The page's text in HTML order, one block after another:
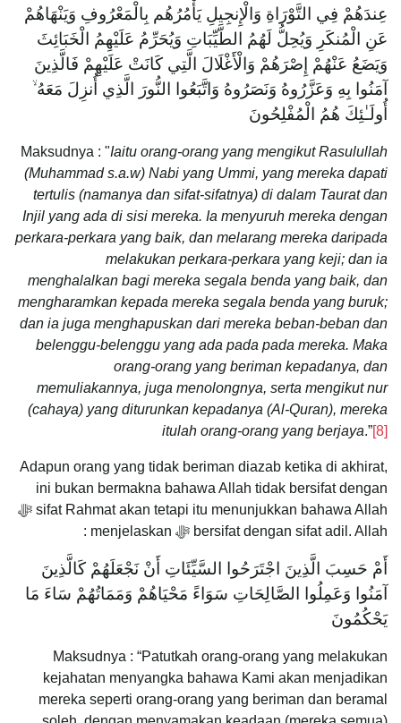
عِندَهُمْ فِي التَّوْرَاةِ وَالْإِنجِيلِ يَأْمُرُهُم بِالْمَعْرُوفِ وَيَنْهَاهُمْ
عَنِ الْمُنكَرِ وَيُحِلُّ لَهُمُ الطَّيِّبَاتِ وَيُحَرِّمُ عَلَيْهِمُ الْخَبَائِثَ
وَيَضَعُ عَنْهُمْ إِصْرَهُمْ وَالْأَغْلَالَ الَّتِي كَانَتْ عَلَيْهِمْ فَالَّذِينَ
آمَنُوا بِهِ وَعَزَّرُوهُ وَنَصَرُوهُ وَاتَّبَعُوا النُّورَ الَّذِي أُنزِلَ مَعَهُ ۙ
أُولَـٰئِكَ هُمُ الْمُفْلِحُونَ
Maksudnya : "Iaitu orang-orang yang mengikut Rasulullah
(Muhammad s.a.w) Nabi yang Ummi, yang mereka dapati
tertulis (namanya dan sifat-sifatnya) di dalam Taurat dan
Injil yang ada di sisi mereka. Ia menyuruh mereka dengan
perkara-perkara yang baik, dan melarang mereka daripada
melakukan perkara-perkara yang keji; dan ia
menghalalkan bagi mereka segala benda yang baik, dan
mengharamkan kepada mereka segala benda yang buruk;
dan ia juga menghapuskan dari mereka beban-beban dan
belenggu-belenggu yang ada pada pada mereka. Maka
orang-orang yang beriman kepadanya, dan
memuliakannya, juga menolongnya, serta mengikut nur
(cahaya) yang diturunkan kepadanya (Al-Quran), mereka
itulah orang-orang yang berjaya.”[8]
Adapun orang yang tidak beriman diazab ketika di akhirat,
ini bukan bermakna bahawa Allah tidak bersifat dengan
sifat Rahmat akan tetapi itu menunjukkan bahawa Allah ﷻ
bersifat dengan sifat adil. Allah ﷻ menjelaskan :
أَمْ حَسِبَ الَّذِينَ اجْتَرَحُوا السَّيِّئَاتِ أَنْ نَجْعَلَهُمْ كَالَّذِينَ
آمَنُوا وَعَمِلُوا الصَّالِحَاتِ سَوَاءً مَحْيَاهُمْ وَمَمَاتُهُمْ سَاءَ مَا
يَحْكُمُونَ
Maksudnya : “Patutkah orang-orang yang melakukan
kejahatan menyangka bahawa Kami akan menjadikan
mereka seperti orang-orang yang beriman dan beramal